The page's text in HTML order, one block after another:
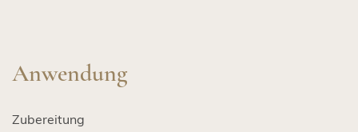
Anwendung
Zubereitung